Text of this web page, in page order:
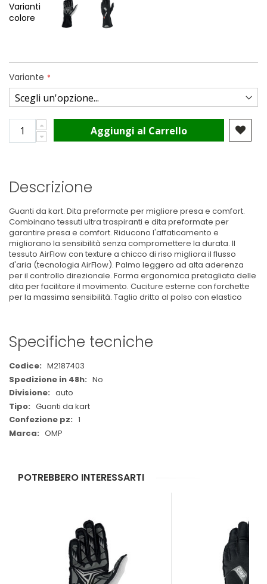
Varianti
colore
Variante
Aggiungi al Carrello
Descrizione
Guanti da kart. Dita preformate per migliore presa e comfort.
Combinano tessuti ultra traspiranti e dita preformate per
garantire presa e comfort. Riducono l'affaticamento e
migliorano la sensibilità senza compromettere la durata. Il
tessuto AirFlow con texture a chicco di riso migliora il flusso
d'aria (tecnologia AirFlow). Palmo leggero ad alta aderenza
per il controllo direzionale. Forma ergonomica pretagliata delle
dita per facilitare il movimento. Cuciture esterne con forchette
per la massima sensibilità. Taglio dritto al polso con elastico
Specifiche tecniche
Maggiori
Informazioni
M2187403
No
auto
Guanti da kart
1
OMP
POTREBBERO INTERESSARTI